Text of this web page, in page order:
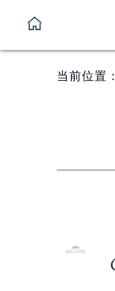
当前位置：